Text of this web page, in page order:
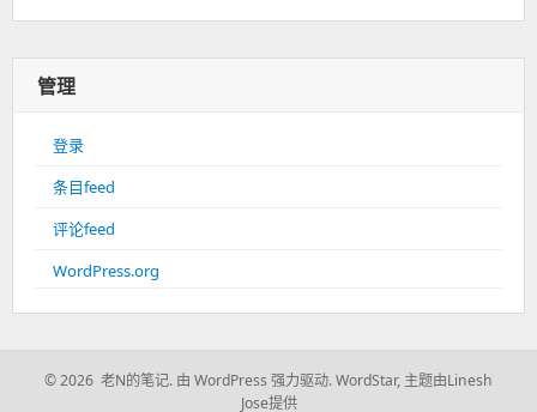
管理
登录
条目feed
评论feed
WordPress.org
© 2026 老N的笔记. 由 WordPress 强力驱动.WordStar, 主题由Linesh
Jose提供